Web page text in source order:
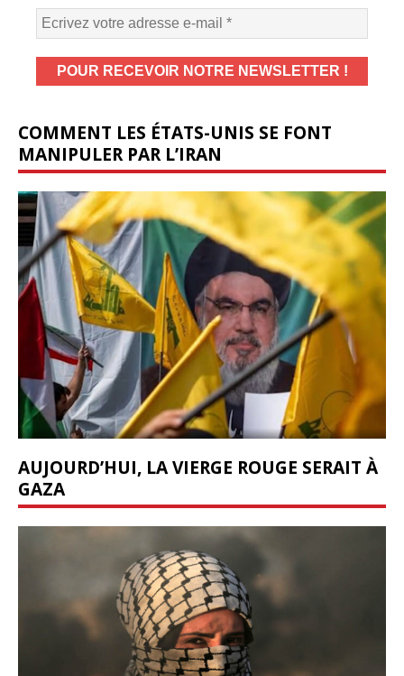
COMMENT LES ÉTATS-UNIS SE FONT
MANIPULER PAR L’IRAN
AUJOURD’HUI, LA VIERGE ROUGE SERAIT À
GAZA